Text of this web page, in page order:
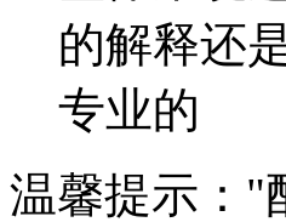
的解释还
专业的
温馨提示："